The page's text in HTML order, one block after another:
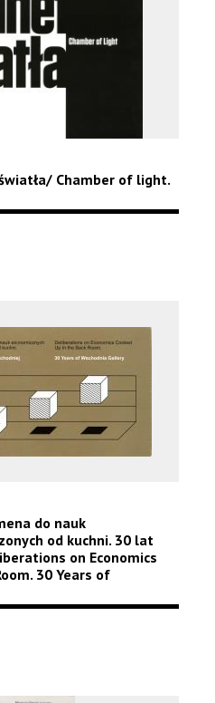
Chamber of light.
do nauk
od kuchni. 30 lat
on Economics
30 Years of